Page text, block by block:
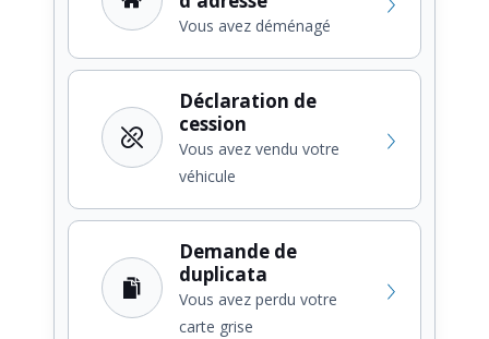
Vous avez déménagé
Déclaration de
cession
Vous avez vendu votre
véhicule
Demande de
duplicata
Vous avez perdu votre
carte grise